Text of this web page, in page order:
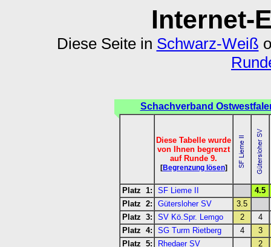
Internet-
Diese Seite in Schwarz-Weiß
Schachverband
Diese Tabelle wurde
von Ihnen begrenzt
auf Runde 9.
[Begrenzung lösen]
Platz 1: SF Lieme II
4.5
Platz 2:
Gütersloher SV
3.5
Platz 3:
SV Kö.Spr. Lemgo 2
4
Platz 4:
SG Turm Rietberg 4
3
Platz 5:
Rhedaer SV
2